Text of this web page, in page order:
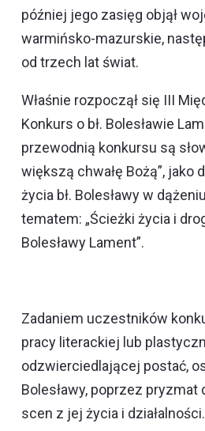
później jego zasięg objął
warmińsko-mazurskie,
od trzech lat świat.
Właśnie rozpoczął się III
Konkurs o bł. Bolesławie
przewodnią konkursu są
większą chwałę Bożą”, jako
życia bł. Bolesławy w
tematem: „Ścieżki życia i
Bolesławy Lament”.
Zadaniem uczestników
pracy literackiej lub
odzwierciedlającej postać,
Bolesławy, poprzez
scen z jej życia i działalności.